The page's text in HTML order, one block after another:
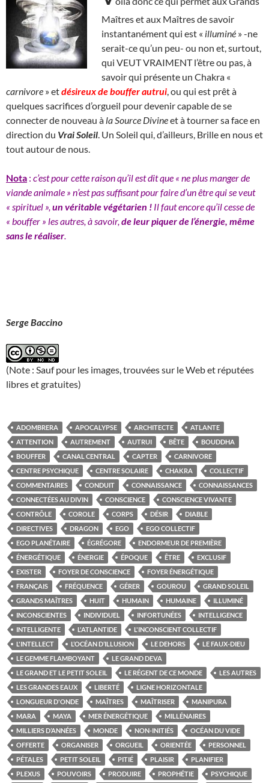
Maîtres et aux Maîtres de savoir
instantanément qui est « illuminé » -ne
serait-ce qu’un peu- ou non et, surtout,
qui VEUT VRAIMENT l’être ou pas, à
savoir qui présente un Chakra «
carnivore » etdésireux debouffer autrui , ou qui est prêt à
quelques sacrifices d’orgueil pour devenir capable de se
connecter de nouveau à la Source Divineet à tourner sa face en
direction du Vrai Soleil . Un Soleil qui, d’ailleurs, Brille en nous et
tout autour de nous.
Nota : c’est pour cette raison qu’il est dit que « ne plus manger de
viande animale » n’est pas suffisant pour faire d’un être qui se veut
« spirituel », un véritable végétarien ! Il faut encore qu’il cesse de
« bouffer » les autres, à savoir, de leur piquer de l’énergie, même
sans le réaliser
Serge Baccino
(Note : Sauf pour les images, trouvées sur le Web et réputées
libres et gratuites)
ADOMBRERA APOCALYPSE ARCHITECTE
ATLANTE
ATTENTION
AUTREMENT AUTRUI BÊTE
BOUDDHA
BOUFFER
CANAL CENTRAL CAPTER
CARNIVORE
CENTRE PSYCHIQUE
CENTRE SOLAIRE CHAKRA
COLLECTIF
COMMENTAIRES
CONDUIT CONNAISSANCE
CONNAISSANCES
CONNECTÉES AU DIVIN
CONSCIENCE
CONSCIENCE VIVANTE
CONTRÔLE
COROLE CORPS DÉSIR
DIABLE
DIRECTIVES
DRAGON EGO
EGO COLLECTIF
EGO PLANÉTAIRE
ÉGRÉGORE
ENDORMEUR DE PREMIÈRE
ÉNERGÉTIQUE
ÉNERGIE ÉPOQUE ÊTRE
EXCLUSIF
EXISTER
FOYER DE CONSCIENCE
FOYER ÉNERGÉTIQUE
FRANÇAIS
FRÉQUENCE GÉRER GOUROU
GRAND SOLEIL
GRANDS MAÎTRES
HUIT HUMAIN HUMAINE
ILLUMINÉ
INCONSCIENTES
INDIVIDUEL INFORTUNÉES
INTELLIGENCE
INTELLIGENTE
L'ATLANTIDE
L'INCONSCIENT COLLECTIF
L'INTELLECT
L’OCÉAN D’ILLUSION LE DEHORS
LE FAUX-DIEU
LE GEMME FLAMBOYANT
LE GRAND DEVA
LE GRAND ET LE PETIT SOLEIL
LE RÉGENT DE CE MONDE
LES AUTRES
LES GRANDES EAUX
LIBERTÉ
LIGNE HORIZONTALE
LONGUEUR D'ONDE
MAÎTRES MAÎTRISER
MANIPURA
MARA
MAYA MER ÉNERGÉTIQUE
MILLÉNAIRES
MILLIERS D’ANNÉES
MONDE NON-INITIÉS
OCÉAN DU VIDE
OFFERTE
ORGANISER ORGUEIL ORIENTÉE
PERSONNEL
PÉTALES
PETIT SOLEIL PITIÉ PLAISIR
PLANIFIER
PLEXUS
POUVOIRS PRODUIRE PROPHÉTIE
PSYCHIQUE